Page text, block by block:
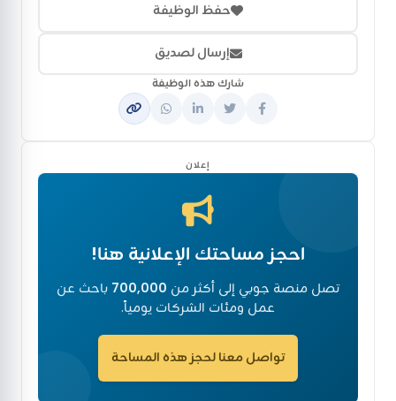
حفظ الوظيفة
إرسال لصديق
شارك هذه الوظيفة
إعلان
احجز مساحتك الإعلانية هنا!
تصل منصة جوبي إلى أكثر من 700,000 باحث عن
عمل ومئات الشركات يومياً.
تواصل معنا لحجز هذه المساحة